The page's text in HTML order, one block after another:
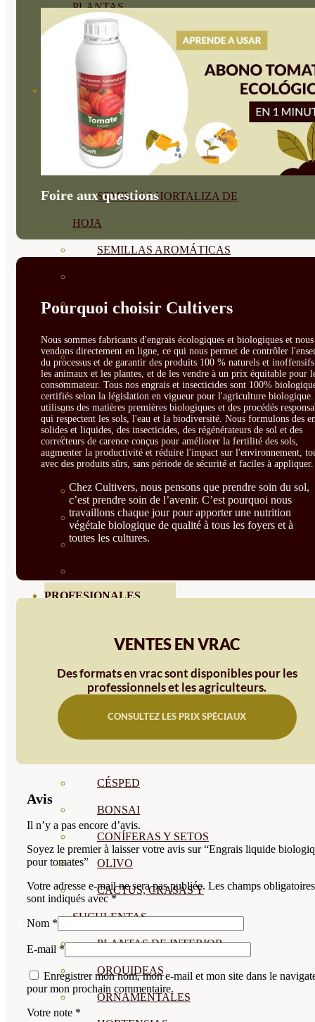
PLANTAS
PLANTAS INTERIOR
SEMILLAS
VER TODAS
BIODINÁMICAS DEMETER
HORTALIZA FRUTO
SEMILLAS HORTALIZA DE
HOJA
SEMILLAS AROMÁTICAS
SEMILLAS FLORES
SEMILLAS TRADICIONALES
SEMILLAS BRASICAS
SEMILLAS RAÍZ
SEMILLAS LEGUMINOSAS
MICROGREEN
CUBIERTAS VEGETALES
TIRAS DE SEMILLAS
BOMBAS DE SEMILLAS
PROFESIONALES
VER TODOS
TOMATES
CÉSPED
BONSAI
CONÍFERAS Y SETOS
OLIVO
CACTUS, CRASAS Y
SUCULENTAS
PLANTAS DE INTERIOR
ORQUIDEAS
ORNAMENTALES
Foire aux questions
Pourquoi choisir Cultivers
Nous sommes fabricants d'engrais écologiques et biologiques et nous
vendons directement en ligne, ce qui nous permet de contrôler
du processus et de garantir des produits 100 % naturels et
les animaux et les plantes, et de les vendre à un prix équitable pour
consommateur. Tous nos engrais et insecticides sont 100%
certifiés selon la législation en vigueur pour l'agriculture biologique.
utilisons des matières premières biologiques et des procédés
qui respectent les sols, l'eau et la biodiversité. Nous formulons des
solides et liquides, des insecticides, des régénérateurs de sol et des
correcteurs de carence conçus pour améliorer la fertilité des sols,
augmenter la productivité et réduire l'impact sur l'environnement,
avec des produits sûrs, sans période de sécurité et faciles à appliquer.
Chez Cultivers, nous pensons que prendre soin du sol,
c’est prendre soin de l’avenir. C’est pourquoi nous
travaillons chaque jour pour apporter une nutrition
végétale biologique de qualité à tous les foyers et à
toutes les cultures.
VENTES EN VRAC
Des formats en vrac sont disponibles pour les
professionnels et les agriculteurs.
CONSULTEZ LES PRIX SPÉCIAUX
Avis
Il n’y a pas encore d’avis.
Soyez le premier à laisser votre avis sur “Engrais liquide
pour tomates”
Votre adresse e-mail ne sera pas publiée. Les champs obligatoires
sont indiqués avec*
Nom *
E-mail *
Enregistrer mon nom, mon e-mail et mon site dans le
pour mon prochain commentaire.
Votre note *